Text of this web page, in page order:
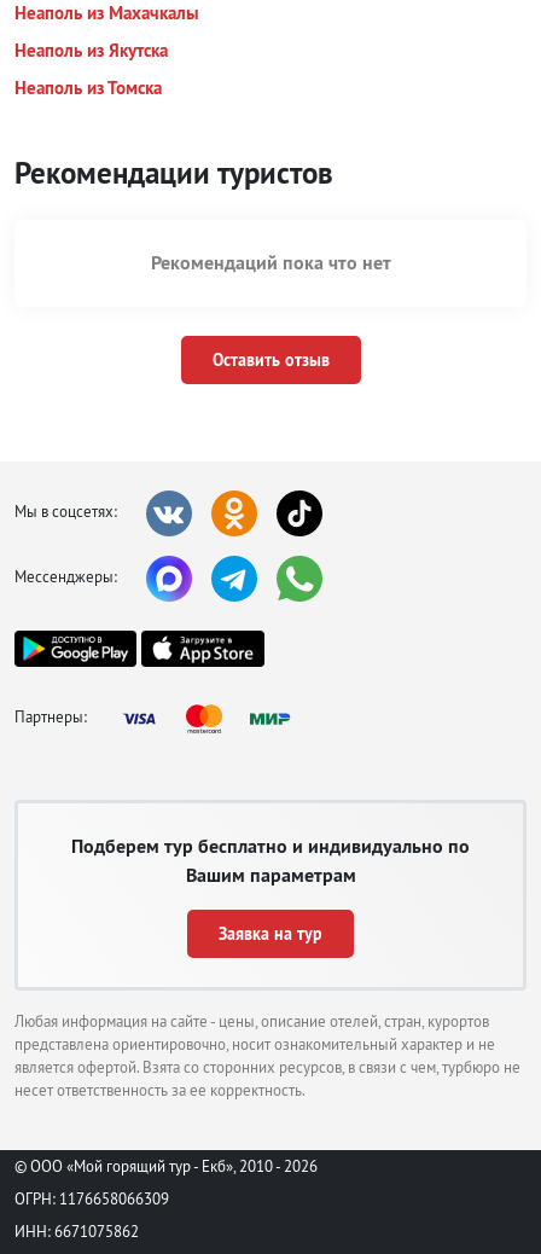
Неаполь из Махачкалы
Неаполь из Якутска
Неаполь из Томска
Рекомендации туристов
Рекомендаций пока что нет
Оставить отзыв
Мы в соцсетях:
Мессенджеры:
Партнеры:
Подберем тур бесплатно и индивидуально по
Вашим параметрам
Заявка на тур
Любая информация на сайте - цены, описание отелей, стран, курортов
представлена ориентировочно, носит ознакомительный характер и не
является офертой. Взята со сторонних ресурсов, в связи с чем, турбюро не
несет ответственность за ее корректность.
© ООО «Мой горящий тур - Екб», 2010 - 2026
ОГРН: 1176658066309
ИНН: 6671075862